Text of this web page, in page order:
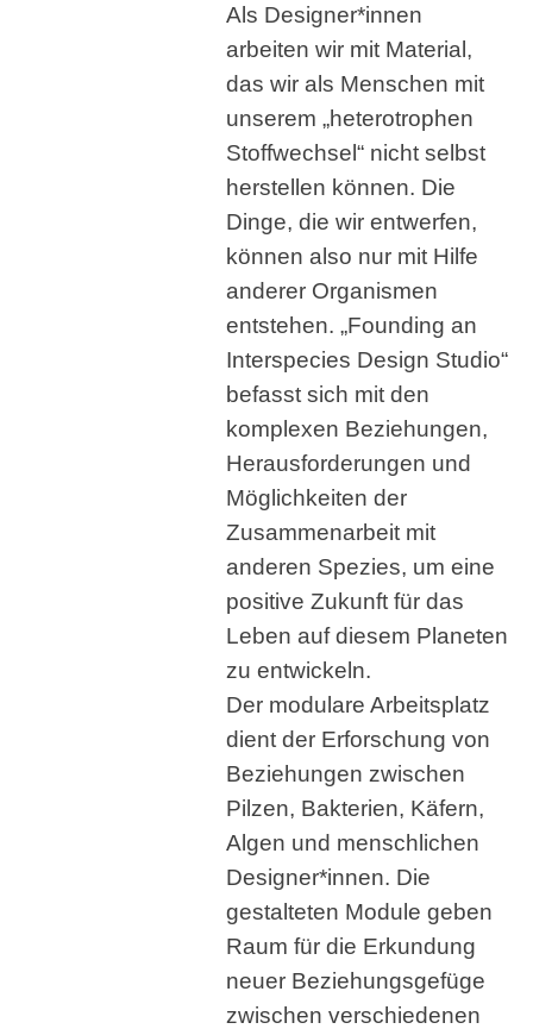
Als Designer*innen
arbeiten wir mit Material,
das wir als Menschen mit
unserem „heterotrophen
Stoffwechsel“ nicht selbst
herstellen können. Die
Dinge, die wir entwerfen,
können also nur mit Hilfe
anderer Organismen
entstehen. „Founding an
Interspecies Design Studio“
befasst sich mit den
komplexen Beziehungen,
Herausforderungen und
Möglichkeiten der
Zusammenarbeit mit
anderen Spezies, um eine
positive Zukunft für das
Leben auf diesem Planeten
zu entwickeln.
Der modulare Arbeitsplatz
dient der Erforschung von
Beziehungen zwischen
Pilzen, Bakterien, Käfern,
Algen und menschlichen
Designer*innen. Die
gestalteten Module geben
Raum für die Erkundung
neuer Beziehungsgefüge
zwischen verschiedenen